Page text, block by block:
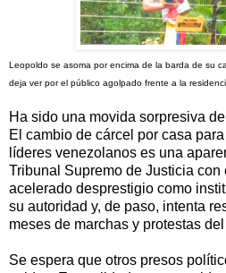
Leopoldo se asoma por encima de la barda de su
deja ver por el público agolpado frente a la
Ha sido una movida sorpresiva
El cambio de cárcel por casa
líderes venezolanos es una
Tribunal Supremo de Justicia con
acelerado desprestigio como
su autoridad y, de paso, intenta
meses de marchas y protestas
Se espera que otros presos